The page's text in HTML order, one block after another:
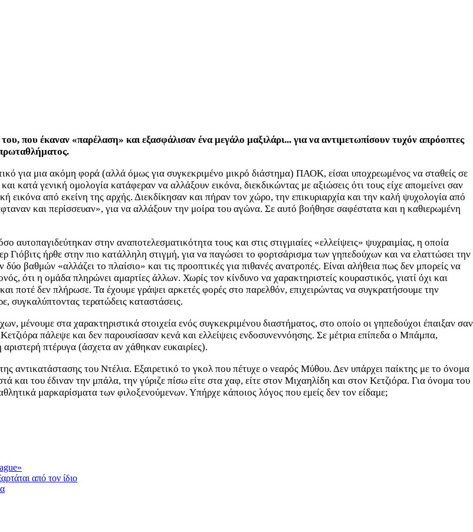
που έκαναν «παρέλαση» και εξασφάλισαν ένα μεγάλο μαξιλάρι... για να αντιμετωπίσουν τυχόν απρόοπτες
πρωταθλήματος.
για μια ακόμη φορά (αλλά όμως για συγκεκριμένο μικρό διάστημα) ΠΑΟΚ, είσαι υποχρεωμένος να σταθείς σε
κατά γενική ομολογία κατάφεραν να αλλάξουν εικόνα, διεκδικώντας με αξιώσεις ότι τους είχε απομείνει σαν
εικόνα από εκείνη της αρχής. Διεκδίκησαν και πήραν τον χώρο, την επικυριαρχία και την καλή ψυχολογία από
και περίσσευαν», για να αλλάξουν την μοίρα του αγώνα. Σε αυτό βοήθησε σαφέστατα και η καθιερωμένη
αυτοπαγιδεύτηκαν στην αναποτελεσματικότητα τους και στις στιγμιαίες «ελλείψεις» ψυχραιμίας, η οποία
Γιόβιτς ήρθε στην πιο κατάλληλη στιγμή, για να παγώσει το φορτσάρισμα των γηπεδούχων και να ελαττώσει την
βαθμών «αλλάζει το πλαίσιο» και τις προοπτικές για πιθανές ανατροπές. Είναι αλήθεια πως δεν μπορείς να
ότι η ομάδα πληρώνει αμαρτίες άλλων. Χωρίς τον κίνδυνο να χαρακτηριστείς κουραστικός, γιατί όχι και
ποτέ δεν πλήρωσε. Τα έχουμε γράψει αρκετές φορές στο παρελθόν, επιχειρώντας να συγκρατήσουμε την
συγκαλύπτοντας τερατώδεις καταστάσεις.
μένουμε στα χαρακτηριστικά στοιχεία ενός συγκεκριμένου διαστήματος, στο οποίο οι γηπεδούχοι έπαιξαν σαν
πάλεψε και δεν παρουσίασαν κενά και ελλείψεις ενδοσυνεννόησης. Σε μέτρια επίπεδα ο Μπάμπα,
πτέρυγα (άσχετα αν χάθηκαν ευκαιρίες).
αντικατάστασης του Ντέλια. Εξαιρετικό το γκολ που πέτυχε ο νεαρός Μύθου. Δεν υπάρχει παίκτης με το όνομα
και του έδιναν την μπάλα, την γύριζε πίσω είτε στα χαφ, είτε στον Μιχαηλίδη και στον Κετζιόρα. Για όνομα του
μαρκαρίσματα των φιλοξενούμενων. Υπήρχε κάποιος λόγος που εμείς δεν τον είδαμε;
από τον ίδιο